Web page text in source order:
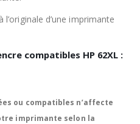
d’une imprimante
compatibles HP 62XL :
ou compatibles n’affecte
imprimante selon la